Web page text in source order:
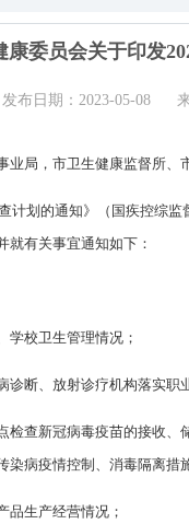
康委员会关于印发
发布日期：2023-05-08
业局，市卫生健康监督所、
计划的通知》（国疾控综
就有关事宜通知如下：
学校卫生管理情况；
诊断、放射诊疗机构落实
检查新冠病毒疫苗的接收
染病疫情控制、消毒隔离
品生产经营情况；